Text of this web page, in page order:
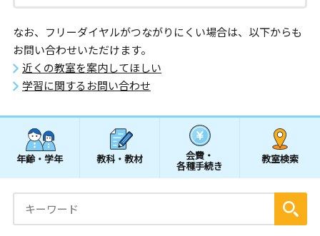
なお、フリーダイヤルがつながりにくい場合は、以下からも
お問い合わせいただけます。
近くの教室を案内してほしい
学習に関するお問い合わせ
年齢・学年 教科・教材 会費・
各種手続き
教室検索